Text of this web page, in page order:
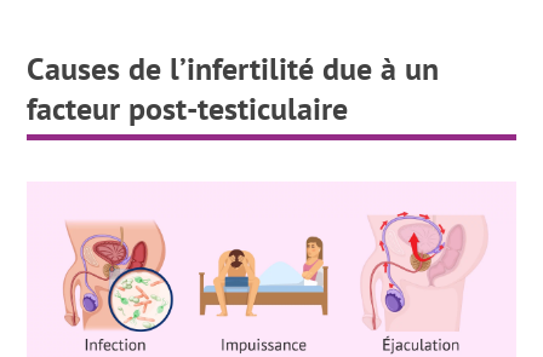
Causes de l’infertilité due à un
facteur post-testiculaire